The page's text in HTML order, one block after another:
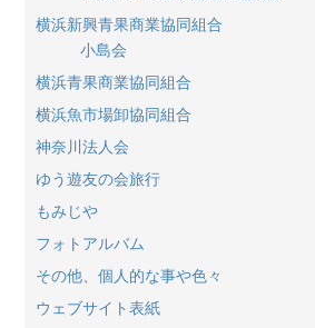
横浜新興青果商業協同組合
小島会
横浜青果商業協同組合
横浜魚市場卸協同組合
神奈川法人会
ゆう遊友の会旅行
もみじや
フォトアルバム
その他、個人的な事や色々
ウェブサイト表紙